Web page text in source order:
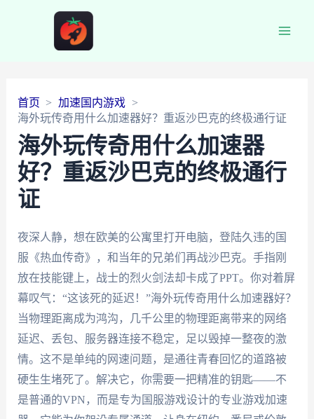
首页
加速国内游戏
海外玩传奇用什么加速器好？重返沙巴克的终极通行证
海外玩传奇用什么加速器
好？重返沙巴克的终极通行
证
夜深人静，想在欧美的公寓里打开电脑，登陆久违的国
服《热血传奇》，和当年的兄弟们再战沙巴克。手指刚
放在技能键上，战士的烈火剑法却卡成了PPT。你对着屏
幕叹气：“这该死的延迟！”海外玩传奇用什么加速器好？
当物理距离成为鸿沟，几千公里的物理距离带来的网络
延迟、丢包、服务器连接不稳定，足以毁掉一整夜的激
情。这不是单纯的网速问题，是通往青春回忆的道路被
硬生生堵死了。解决它，你需要一把精准的钥匙——不
是普通的VPN，而是专为国服游戏设计的专业游戏加速